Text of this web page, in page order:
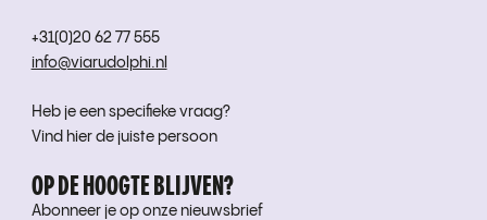
+31(0)20 62 77 555
info@viarudolphi.nl
Heb je een specifieke vraag?
Vind hier de juiste persoon
OP DE HOOGTE BLIJVEN?
Abonneer je op onze nieuwsbrief